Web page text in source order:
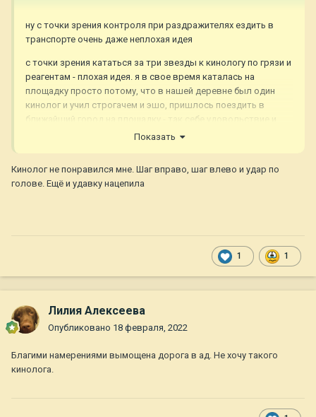
ну с точки зрения контроля при раздражителях ездить в
транспорте очень даже неплохая идея
с точки зрения кататься за три звезды к кинологу по грязи и
реагентам - плохая идея. я в свое время каталась на
площадку просто потому, что в нашей деревне был один
кинолог и учил строгачем и эшо, пришлось поездить в
ближайший город на площадку - так себе удовольствие и
Показать
Кинолог не понравился мне. Шаг вправо, шаг влево и удар по
голове. Ещё и удавку нацепила
1 1
Лилия Алексеева
Опубликовано 18 февраля, 2022
Благими намерениями вымощена дорога в ад. Не хочу такого
кинолога.